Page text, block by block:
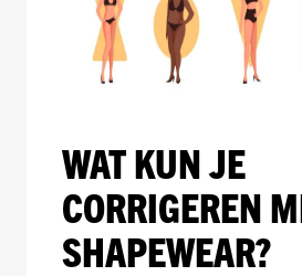
WAT KUN JE
CORRIGEREN
SHAPEWEAR?